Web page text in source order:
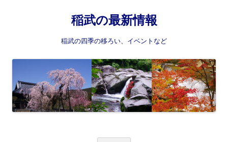
稲武の最新情報
稲武の四季の移ろい、イベントなど